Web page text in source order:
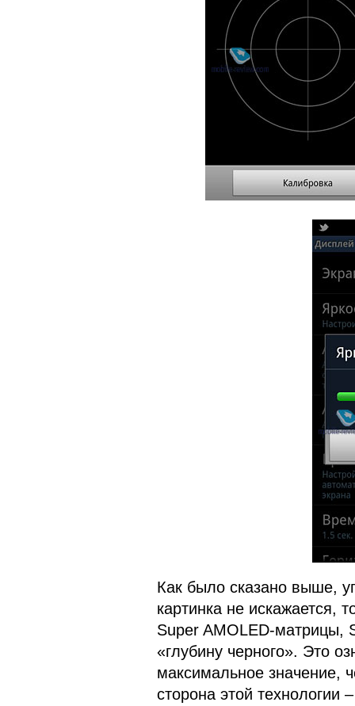
Как было сказано выше,
картинка не искажается,
Super AMOLED-матрицы,
«глубину черного». Это
максимальное значение,
сторона этой технологии